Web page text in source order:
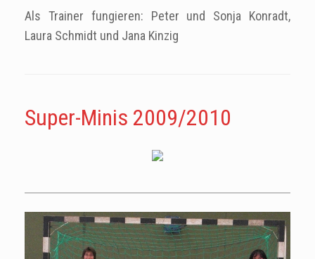
Als Trainer fungieren: Peter und Sonja Konradt,
Laura Schmidt und Jana Kinzig
Super-Minis 2009/2010